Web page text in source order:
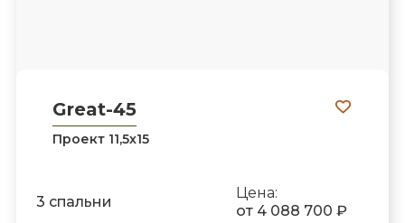
Great-45
Проект 11,5х15
3 спальни
Цена:
от 4 088 700 ₽